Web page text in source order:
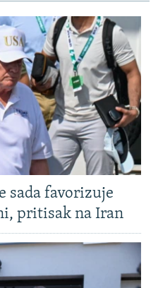
sada favorizuje
pritisak na Iran